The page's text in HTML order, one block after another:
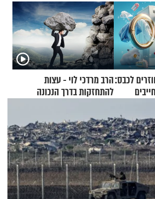
לכבס:הרב מרדכי לוי - עצות
להתחזקות בדרך הנכונה